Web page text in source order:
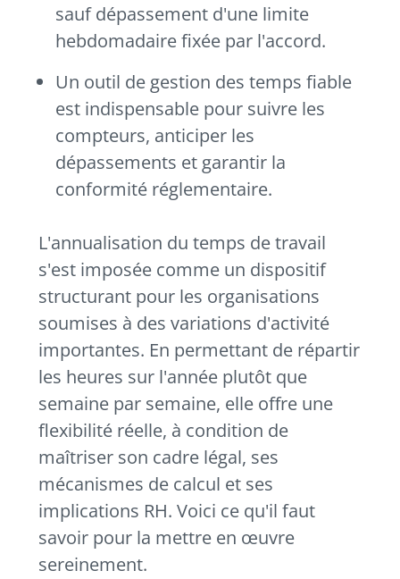
sauf dépassement d'une limite
hebdomadaire fixée par l'accord.
Un outil de gestion des temps fiable
est indispensable pour suivre les
compteurs, anticiper les
dépassements et garantir la
conformité réglementaire.
L'annualisation du temps de travail
s'est imposée comme un dispositif
structurant pour les organisations
soumises à des variations d'activité
importantes. En permettant de répartir
les heures sur l'année plutôt que
semaine par semaine, elle offre une
flexibilité réelle, à condition de
maîtriser son cadre légal, ses
mécanismes de calcul et ses
implications RH. Voici ce qu'il faut
savoir pour la mettre en œuvre
sereinement.